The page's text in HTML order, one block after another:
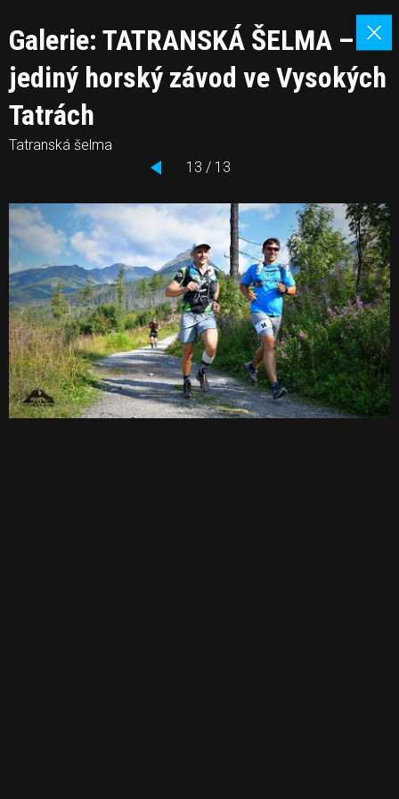
Galerie: TATRANSKÁ ŠELMA –
jediný horský závod ve Vysokých
Tatrách
Tatranská šelma
13 / 13